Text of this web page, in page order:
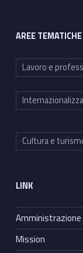
t
r
i
c
s
AREE TEMATICHE
Lavoro e
Cultura e
LINK
Mission